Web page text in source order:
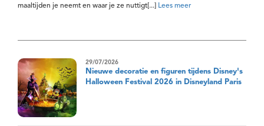
maaltijden je neemt en waar je ze nuttigt[...]
Lees meer
29/07/2026
Nieuwe decoratie en figuren tijdens Disney's
Halloween Festival 2026 in Disneyland Paris